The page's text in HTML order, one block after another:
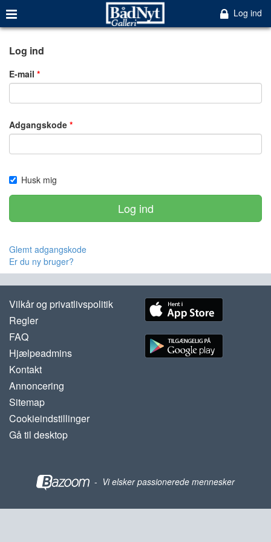
Log ind
Log ind
E-mail
Adgangskode
Husk mig
Log ind
Glemt adgangskode
Er du ny bruger?
Vilkår og privatlivspolitik
Regler
FAQ
Hjælpeadmins
Kontakt
Annoncering
Sitemap
Cookieindstillinger
Gå til desktop
- Vi elsker passionerede mennesker